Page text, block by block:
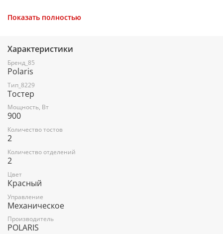
Количество степеней регулирования поджаривания тостов
- 7
Отсек для наматывания шнура - Есть
Решетка для подогрева булочек - Есть
Функции - Функция подогрева, Функция размораживания
Габариты
Вес брутто - 2 кг
Вес нетто - 1.37 кг
Поддон для сбора крошек - Есть
Показать полностью
Характеристики
Бренд_85
Polaris
Тип_8229
Тостер
Мощность, Вт
900
Количество тостов
2
Количество отделений
2
Цвет
Красный
Управление
Механическое
Производитель
POLARIS